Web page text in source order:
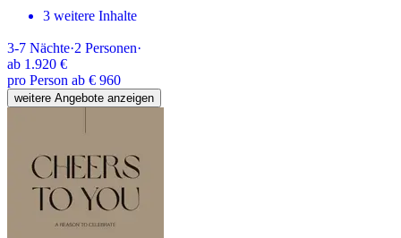
3 weitere Inhalte
3-7 Nächte·2 Personen·
ab 1.920 €
pro Person ab € 960
weitere Angebote anzeigen